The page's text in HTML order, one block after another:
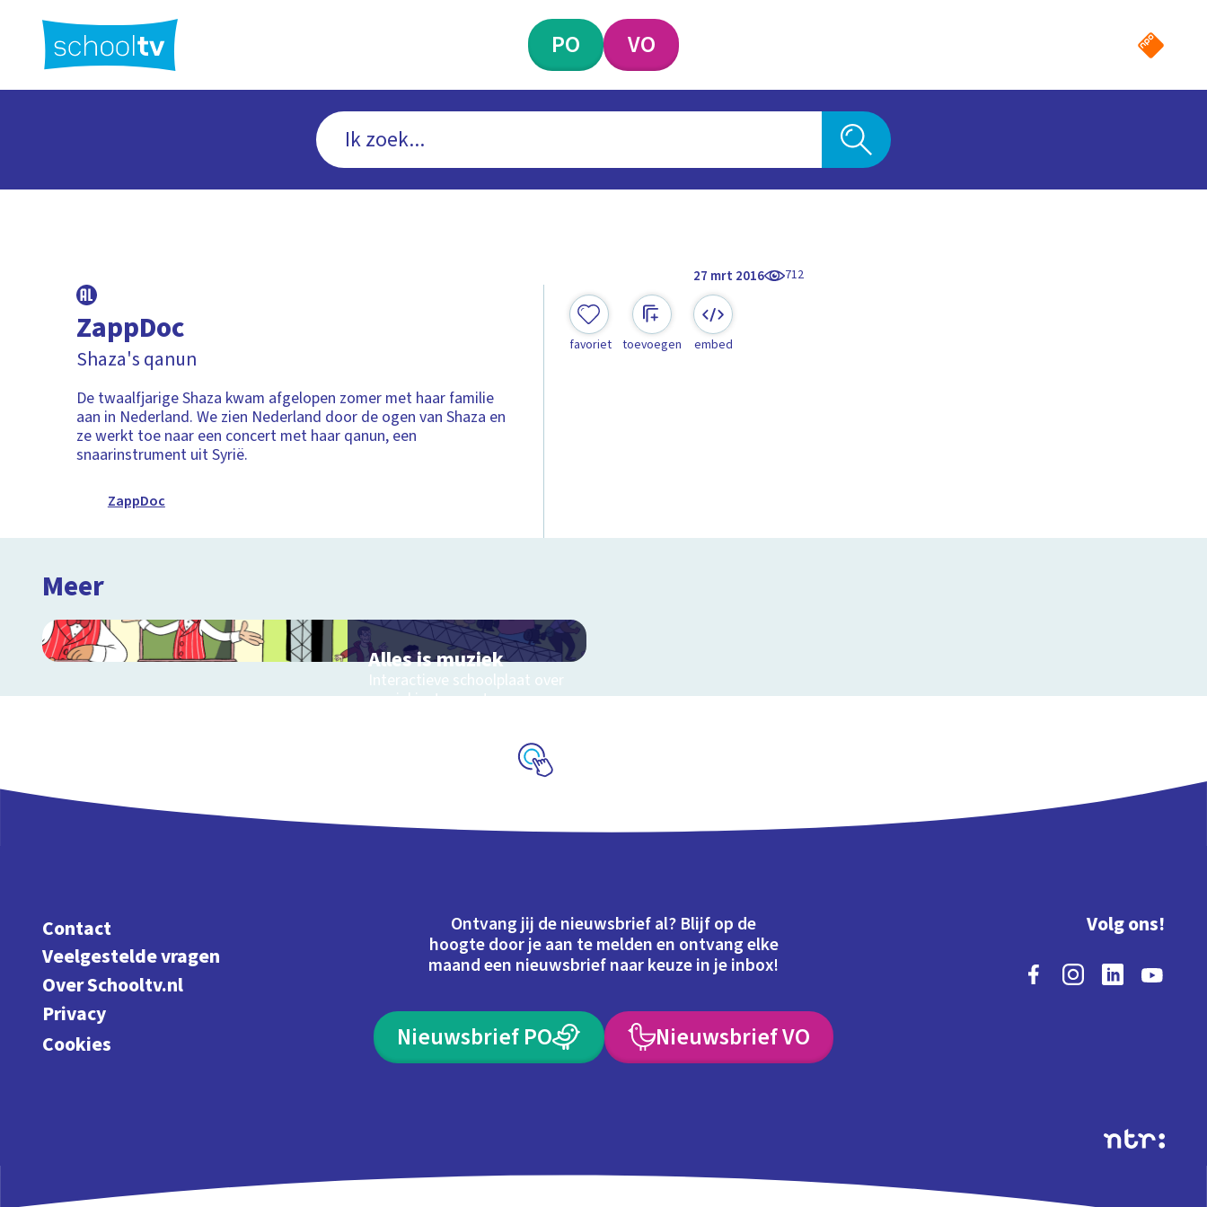
hoofdinhoud
PO VO
27 mrt 2016 712
ZappDoc
Shaza's qanun
De twaalfjarige Shaza kwam afgelopen zomer met haar familie
aan in Nederland. We zien Nederland door de ogen van Shaza en
ze werkt toe naar een concert met haar qanun, een
snaarinstrument uit Syrië.
ZappDoc
favoriet toevoegen embed
Meer
Alles is muziek
Interactieve schoolplaat over
muziekinstrumenten en
Contact
Veelgestelde vragen
Over Schooltv.nl
Privacy
Cookies
Ontvang jij de nieuwsbrief al? Blijf op de
hoogte door je aan te melden en ontvang elke
maand een nieuwsbrief naar keuze in je inbox!
Nieuwsbrief PO Nieuwsbrief VO
Volg ons!